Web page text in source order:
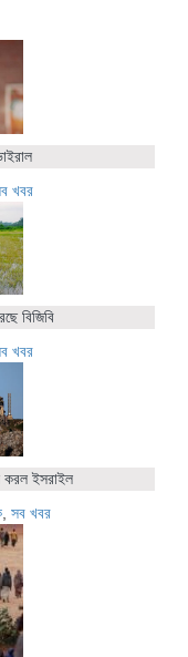
খবর
বিজিবি
খবর
করল ইসরাইল
, সব খবর